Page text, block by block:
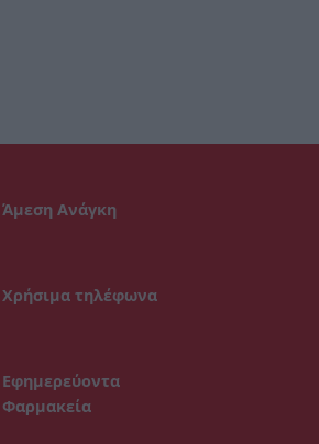
Άμεση Ανάγκη
Χρήσιμα τηλέφωνα
Εφημερεύοντα
Φαρμακεία